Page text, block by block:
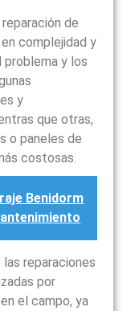
de
complejidad y
y los
y
que otras,
o paneles de
costosas.
Benidorm
reparaciones
por
el campo, ya